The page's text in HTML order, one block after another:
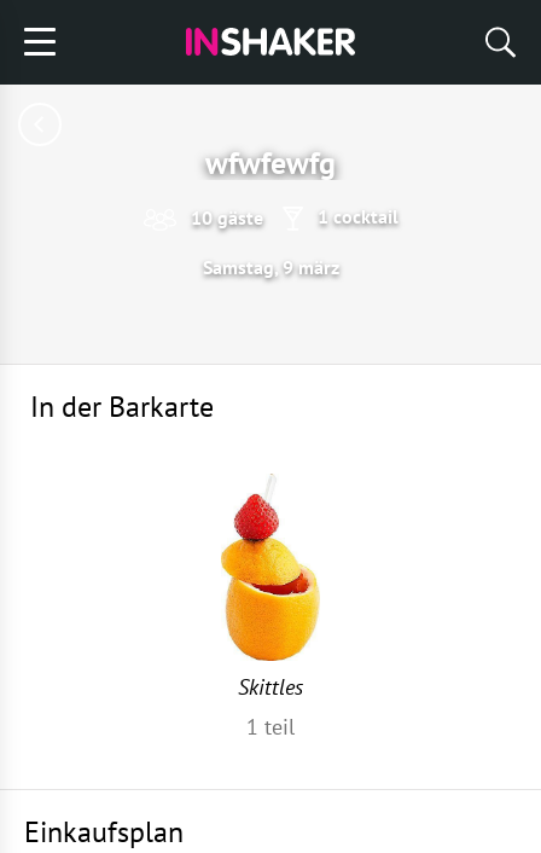
wfwfewfg
10 gäste 1 cocktail
Samstag, 9 märz
In der Barkarte
Skittles
1 teil
Einkaufsplan